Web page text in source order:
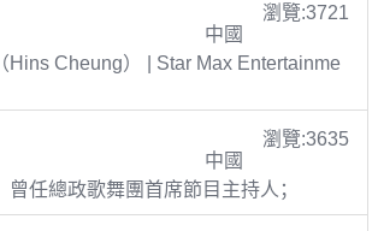
瀏覽:3721
中國
Hins Cheung） | Star Max Entertainme
瀏覽:3635
中國
曾任總政歌舞團首席節目主持人；